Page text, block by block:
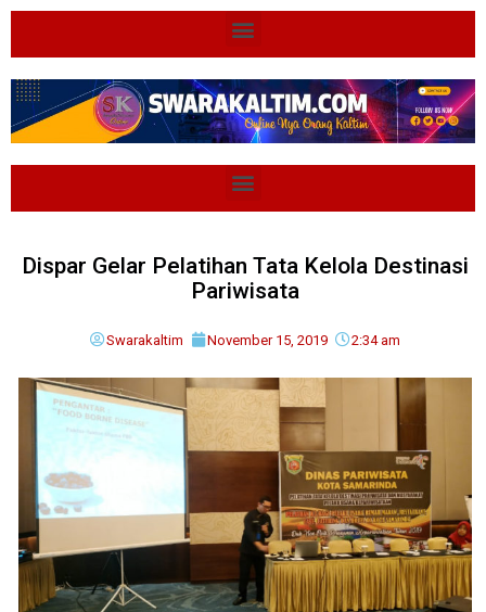
Dispar Gelar Pelatihan Tata Kelola Destinasi
Pariwisata
Swarakaltim November 15, 2019 2:34 am